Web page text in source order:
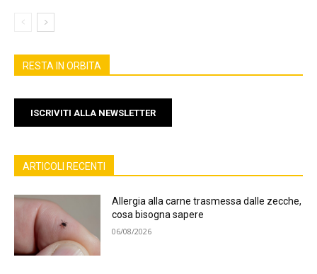
RESTA IN ORBITA
ISCRIVITI ALLA NEWSLETTER
ARTICOLI RECENTI
Allergia alla carne trasmessa dalle zecche,
cosa bisogna sapere
06/08/2026